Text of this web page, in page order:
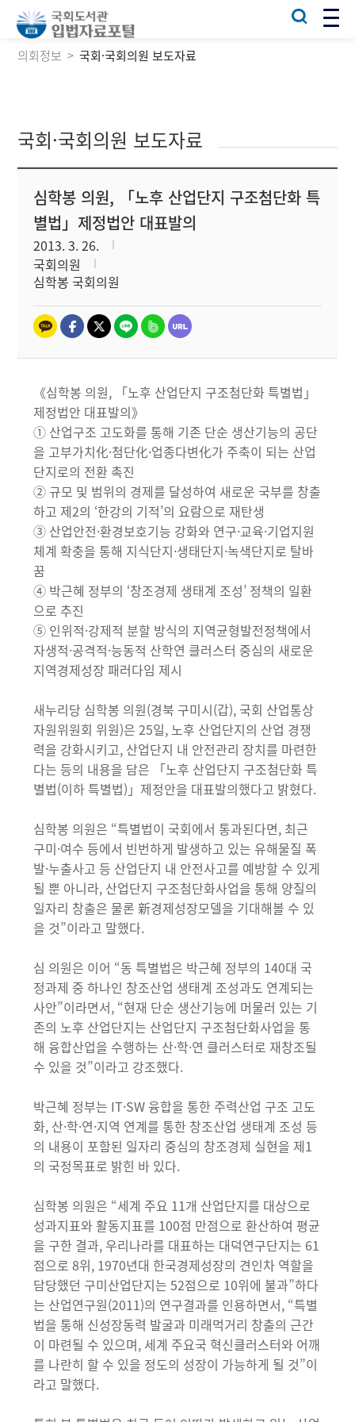
의회정보 국회·국회의원 보도자료
국회·국회의원 보도자료
심학봉 의원, 「노후 산업단지 구조첨단화 특
별법」제정법안 대표발의
2013. 3. 26.
국회의원
심학봉 국회의원
《심학봉 의원, 「노후 산업단지 구조첨단화 특별법」
제정법안 대표발의》
① 산업구조 고도화를 통해 기존 단순 생산기능의 공단
을 고부가치化·첨단化·업종다변化가 주축이 되는 산업
단지로의 전환 촉진
② 규모 및 범위의 경제를 달성하여 새로운 국부를 창출
하고 제2의 ‘한강의 기적’의 요람으로 재탄생
③ 산업안전·환경보호기능 강화와 연구·교육·기업지원
체계 확충을 통해 지식단지·생태단지·녹색단지로 탈바
꿈
④ 박근혜 정부의 ‘창조경제 생태계 조성’ 정책의 일환
으로 추진
⑤ 인위적·강제적 분할 방식의 지역균형발전정책에서
자생적·공격적·능동적 산학연 클러스터 중심의 새로운
지역경제성장 패러다임 제시
새누리당 심학봉 의원(경북 구미시(갑), 국회 산업통상
자원위원회 위원)은 25일, 노후 산업단지의 산업 경쟁
력을 강화시키고, 산업단지 내 안전관리 장치를 마련한
다는 등의 내용을 담은 「노후 산업단지 구조첨단화 특
별법(이하 특별법)」제정안을 대표발의했다고 밝혔다.
심학봉 의원은 “특별법이 국회에서 통과된다면, 최근
구미·여수 등에서 빈번하게 발생하고 있는 유해물질 폭
발·누출사고 등 산업단지 내 안전사고를 예방할 수 있게
될 뿐 아니라, 산업단지 구조첨단화사업을 통해 양질의
일자리 창출은 물론 新경제성장모델을 기대해볼 수 있
을 것”이라고 말했다.
심 의원은 이어 “동 특별법은 박근혜 정부의 140대 국
정과제 중 하나인 창조산업 생태계 조성과도 연계되는
사안”이라면서, “현재 단순 생산기능에 머물러 있는 기
존의 노후 산업단지는 산업단지 구조첨단화사업을 통
해 융합산업을 수행하는 산·학·연 클러스터로 재창조될
수 있을 것”이라고 강조했다.
박근혜 정부는 IT·SW 융합을 통한 주력산업 구조 고도
화, 산·학·연·지역 연계를 통한 창조산업 생태계 조성 등
의 내용이 포함된 일자리 중심의 창조경제 실현을 제1
의 국정목표로 밝힌 바 있다.
심학봉 의원은 “세계 주요 11개 산업단지를 대상으로
성과지표와 활동지표를 100점 만점으로 환산하여 평균
을 구한 결과, 우리나라를 대표하는 대덕연구단지는 61
점으로 8위, 1970년대 한국경제성장의 견인차 역할을
담당했던 구미산업단지는 52점으로 10위에 불과”하다
는 산업연구원(2011)의 연구결과를 인용하면서, “특별
법을 통해 신성장동력 발굴과 미래먹거리 창출의 근간
이 마련될 수 있으며, 세계 주요국 혁신클러스터와 어깨
를 나란히 할 수 있을 정도의 성장이 가능하게 될 것”이
라고 말했다.